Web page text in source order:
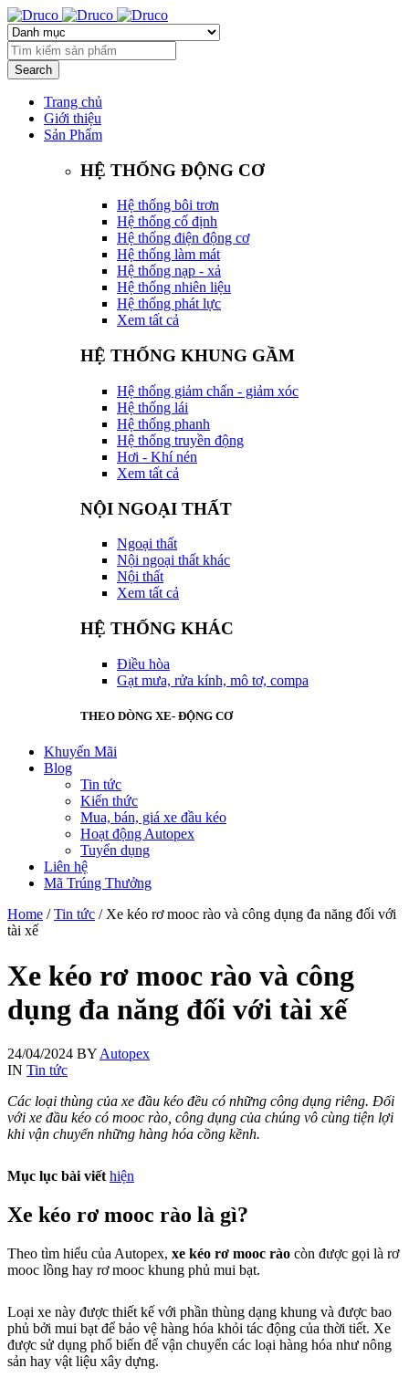
Trang chủ
Giới thiệu
Sản Phẩm
HỆ THỐNG ĐỘNG CƠ
Hệ thống bôi trơn
Hệ thống cố định
Hệ thống điện động cơ
Hệ thống làm mát
Hệ thống nạp - xả
Hệ thống nhiên liệu
Hệ thống phát lực
Xem tất cả
HỆ THỐNG KHUNG GẦM
Hệ thống giảm chấn - giảm xóc
Hệ thống lái
Hệ thống phanh
Hệ thống truyền động
Hơi - Khí nén
Xem tất cả
NỘI NGOẠI THẤT
Ngoại thất
Nội ngoại thất khác
Nội thất
Xem tất cả
HỆ THỐNG KHÁC
Điều hòa
Gạt mưa, rửa kính, mô tơ, compa
THEO DÒNG XE- ĐỘNG CƠ
Khuyến Mãi
Blog
Tin tức
Kiến thức
Mua, bán, giá xe đầu kéo
Hoạt động Autopex
Tuyển dụng
Liên hệ
Mã Trúng Thưởng
Home / Tin tức / Xe kéo rơ mooc rào và công dụng đa năng đối với
tài xế
Xe kéo rơ mooc rào và công
dụng đa năng đối với tài xế
24/04/2024 BY Autopex
IN Tin tức
Các loại thùng của xe đầu kéo đều có những công dụng riêng. Đối
với xe đầu kéo có mooc rào, công dụng của chúng vô cùng tiện lợi
khi vận chuyển những hàng hóa cồng kềnh.
Mục lục bài viết hiện
Xe kéo rơ mooc rào là gì?
Theo tìm hiểu của Autopex, xe kéo rơ mooc rào còn được gọi là rơ
mooc lồng hay rơ mooc khung phủ mui bạt.
Loại xe này được thiết kế với phần thùng dạng khung và được bao
phủ bởi mui bạt để bảo vệ hàng hóa khỏi tác động của thời tiết. Xe
được sử dụng phổ biến để vận chuyển các loại hàng hóa như nông
sản hay vật liệu xây dựng.